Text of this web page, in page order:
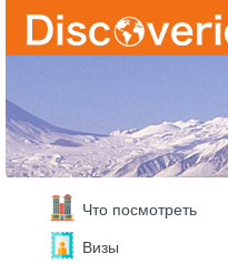
Что посмотреть
Визы